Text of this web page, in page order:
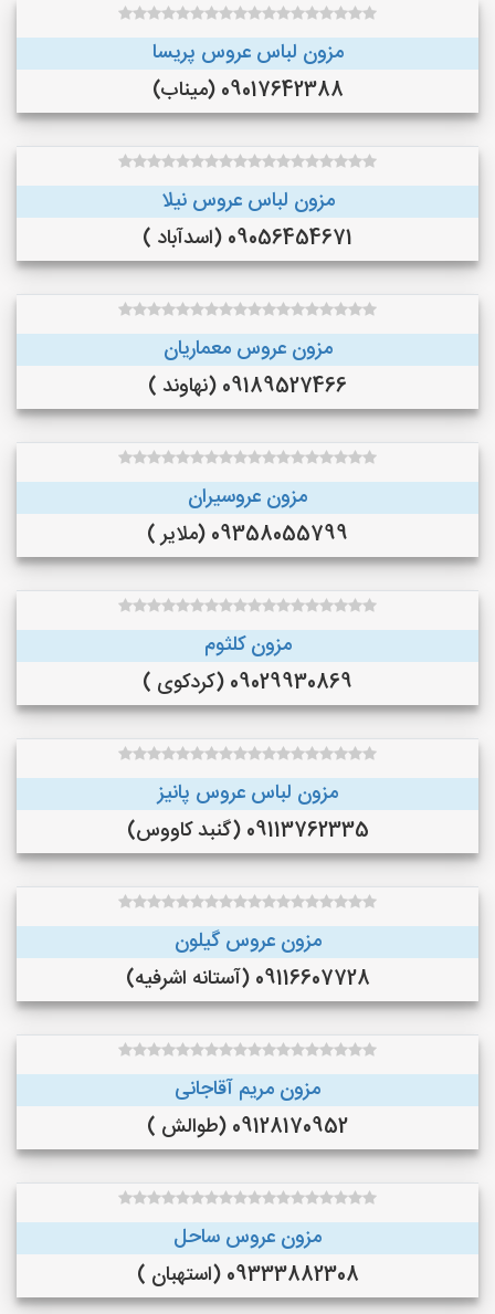
مزون لباس عروس پریسا
09017642388 (میناب)
مزون لباس عروس نیلا
09056454671 (اسدآباد )
مزون عروس معماریان
09189527466 (نهاوند )
مزون عروسیران
09358055799 (ملایر )
مزون کلثوم
09029930869 (کردکوی )
مزون لباس عروس پانیز
09113762335 (گنبد کاووس)
مزون عروس گیلون
09116607728 (آستانه اشرفیه)
مزون مریم آقاجانی
09128170952 (طوالش )
مزون عروس ساحل
09333882308 (استهبان )